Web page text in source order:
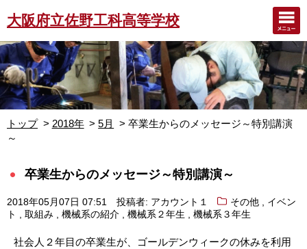
大阪府立佐野工科高等学校
トップ 2018年 5月
卒業生からのメッセージ～特別講演
～
卒業生からのメッセージ～特別講演～
2018年05月07日 07:51 投稿者: アカウント１ その他
イベン
ト
取組み 機械系の紹介 機械系２年生 機械系３年生
社会人２年目の卒業生が、ゴールデンウィークの休みを利用